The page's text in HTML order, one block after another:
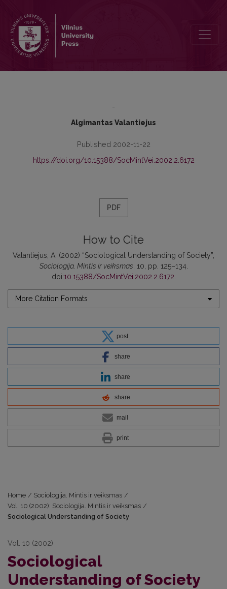
-
Algimantas Valantiejus
Published 2002-11-22
https://doi.org/10.15388/SocMintVei.2002.2.6172
PDF
How to Cite
Valantiejus, A. (2002) “Sociological Understanding of Society”,
Sociologija. Mintis ir veiksmas , 10, pp. 125–134.
doi:10.15388/SocMintVei.2002.2.6172
More Citation Formats
post
share
share
share
mail
print
Home / Sociologija. Mintis ir veiksmas /
Vol. 10 (2002): Sociologija. Mintis ir veiksmas /
Sociological Understanding of Society
Vol. 10 (2002)
Sociological
Understanding of Society